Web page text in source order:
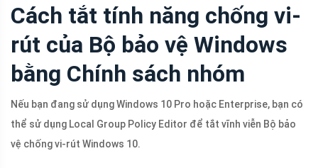
Cách tắt tính năng chống vi-
rút của Bộ bảo vệ Windows
bằng Chính sách nhóm
Nếu bạn đang sử dụng Windows 10 Pro hoặc Enterprise, bạn có
thể sử dụng Local Group Policy Editor để tắt vĩnh viễn Bộ bảo
vệ chống vi-rút Windows 10.